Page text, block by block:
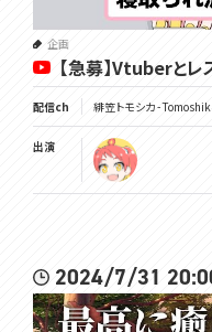
企画
【急募】Vtuberと
配信ch 緋笠トモシカ -
出演
2024/7/31